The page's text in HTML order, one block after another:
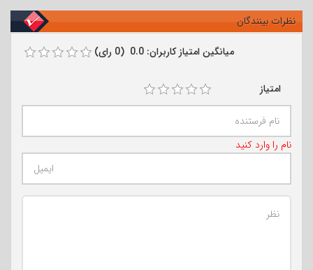
نظرات بینندگان
میانگین امتیاز کاربران: 0.0 (0 رای)
امتیاز
نام را وارد کنید